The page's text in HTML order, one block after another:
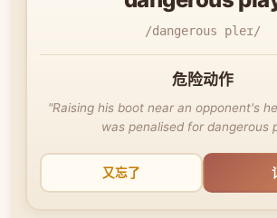
/dangerous pleɪ/
危险动作
"Raising his boot near an opponent's
was penalised for dangerous
又忘了